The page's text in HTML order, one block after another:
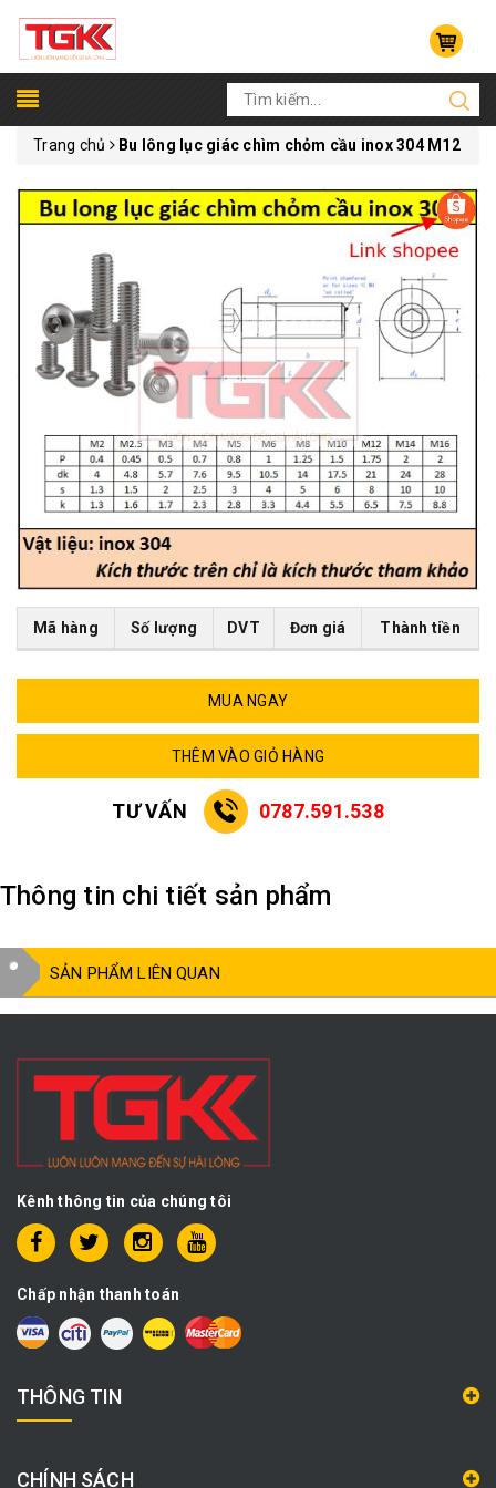
Trang chủ Bu lông lục giác chìm chỏm cầu inox 304 M12
Mã hàng Số lượng DVT Đơn giá Thành tiền
MUA NGAY
THÊM VÀO GIỎ HÀNG
TƯ VẤN 0787.591.538
Thông tin chi tiết sản phẩm
SẢN PHẨM LIÊN QUAN
Kênh thông tin của chúng tôi
Chấp nhận thanh toán
THÔNG TIN
CHÍNH SÁCH